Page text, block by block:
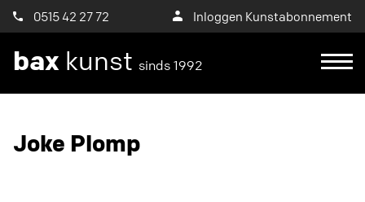
0515 42 27 72 Inloggen Kunstabonnement
bax kunst sinds 1992
Joke Plomp